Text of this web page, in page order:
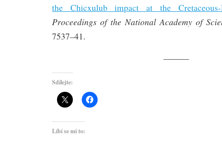
the Chicxulub impact at the Cretaceous-
Proceedings of the National Academy of
7537–41.
———
Sdílejte:
Líbí se mi to: